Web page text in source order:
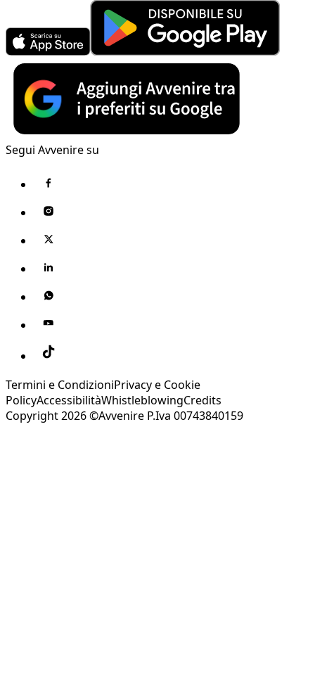
Segui Avvenire su
Termini e CondizioniPrivacy e Cookie
PolicyAccessibilitàWhistleblowingCredits
Copyright 2026 ©Avvenire P.Iva 00743840159